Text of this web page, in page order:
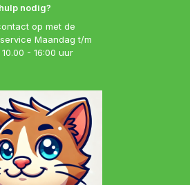
nodig?
op met de
Maandag t/m
- 16:00 uur